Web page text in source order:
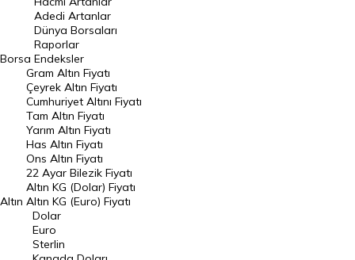
DÖVİZ
Dolar Kuru
Pound Kuru
Riyal Kuru
Danimarka Kronu Kuru
Norveç Kronu Kuru
Japon Yeni Kuru
Merkez Bankası Döviz Kurları
Borsa
Adedi Artanlar
Dünya Borsaları
Raporlar
Endeksler
Altın
Gram Altın Fiyatı
Çeyrek Altın Fiyatı
Cumhuriyet Altını Fiyatı
Tam Altın Fiyatı
Yarım Altın Fiyatı
Has Altın Fiyatı
Ons Altın Fiyatı
22 Ayar Bilezik Fiyatı
Altın KG (Dolar) Fiyatı
Altın KG (Euro) Fiyatı
Dolar
Euro
Sterlin